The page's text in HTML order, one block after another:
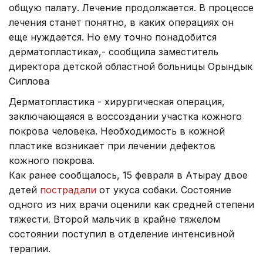
общую палату. Лечение продолжается. В процессе
лечения станет понятно, в каких операциях он
еще нуждается. Но ему точно понадобится
дерматопластика»,- сообщила заместитель
директора детской областной больницы Орындык
Сиплова
Дерматопластика - хирургическая операция,
заключающаяся в воссоздании участка кожного
покрова человека. Необходимость в кожной
пластике возникает при лечении дефектов
кожного покрова.
Как ранее сообщалось, 15 февраля в Атырау двое
детей пострадали от укуса собаки. Состояние
одного из них врачи оценили как средней степени
тяжести. Второй мальчик в крайне тяжелом
состоянии поступил в отделение интенсивной
терапии.